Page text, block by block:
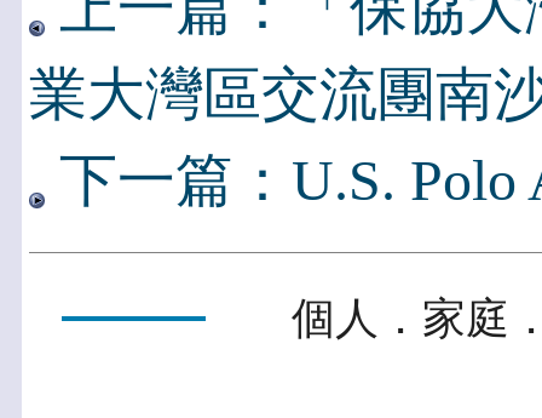
業大灣區交流團南
下一篇：U.S. Polo
個人．家庭